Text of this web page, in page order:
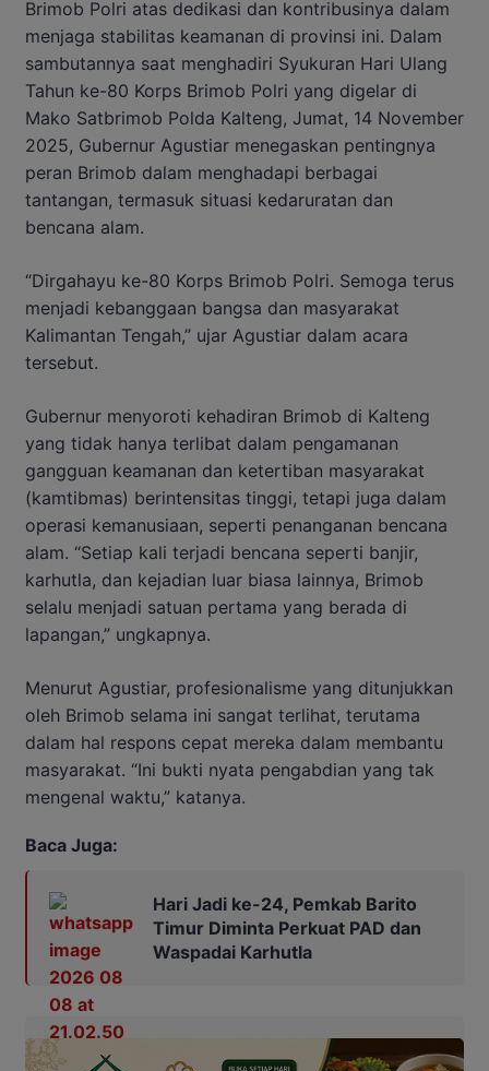
Brimob Polri atas dedikasi dan kontribusinya dalam
menjaga stabilitas keamanan di provinsi ini. Dalam
sambutannya saat menghadiri Syukuran Hari Ulang
Tahun ke-80 Korps Brimob Polri yang digelar di
Mako Satbrimob Polda Kalteng, Jumat, 14 November
2025, Gubernur Agustiar menegaskan pentingnya
peran Brimob dalam menghadapi berbagai
tantangan, termasuk situasi kedaruratan dan
bencana alam.
“Dirgahayu ke-80 Korps Brimob Polri. Semoga terus
menjadi kebanggaan bangsa dan masyarakat
Kalimantan Tengah,” ujar Agustiar dalam acara
tersebut.
Gubernur menyoroti kehadiran Brimob di Kalteng
yang tidak hanya terlibat dalam pengamanan
gangguan keamanan dan ketertiban masyarakat
(kamtibmas) berintensitas tinggi, tetapi juga dalam
operasi kemanusiaan, seperti penanganan bencana
alam. “Setiap kali terjadi bencana seperti banjir,
karhutla, dan kejadian luar biasa lainnya, Brimob
selalu menjadi satuan pertama yang berada di
lapangan,” ungkapnya.
Menurut Agustiar, profesionalisme yang ditunjukkan
oleh Brimob selama ini sangat terlihat, terutama
dalam hal respons cepat mereka dalam membantu
masyarakat. “Ini bukti nyata pengabdian yang tak
mengenal waktu,” katanya.
Baca Juga:
Hari Jadi ke-24, Pemkab Barito
Timur Diminta Perkuat PAD dan
Waspadai Karhutla